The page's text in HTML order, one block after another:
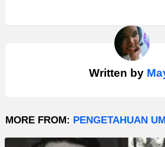
Written by
MORE FROM: PENGETAHUAN